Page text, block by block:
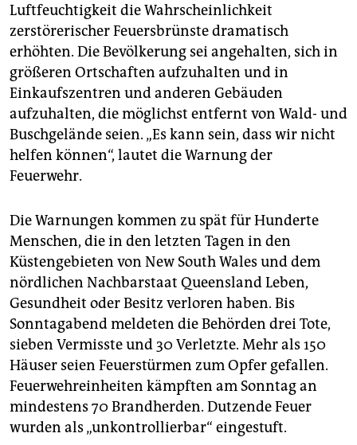
Luftfeuchtigkeit die Wahrscheinlichkeit
zerstörerischer Feuersbrünste dramatisch
erhöhten. Die Bevölkerung sei angehalten, sich in
größeren Ortschaften aufzuhalten und in
Einkaufszentren und anderen Gebäuden
aufzuhalten, die möglichst entfernt von Wald- und
Buschgelände seien. „Es kann sein, dass wir nicht
helfen können“, lautet die Warnung der
Feuerwehr.
Die Warnungen kommen zu spät für Hunderte
Menschen, die in den letzten Tagen in den
Küstengebieten von New South Wales und dem
nördlichen Nachbarstaat Queensland Leben,
Gesundheit oder Besitz verloren haben. Bis
Sonntagabend meldeten die Behörden drei Tote,
sieben Vermisste und 30 Verletzte. Mehr als 150
Häuser seien Feuerstürmen zum Opfer gefallen.
Feuerwehreinheiten kämpften am Sonntag an
mindestens 70 Brandherden. Dutzende Feuer
wurden als „unkontrollierbar“ eingestuft.